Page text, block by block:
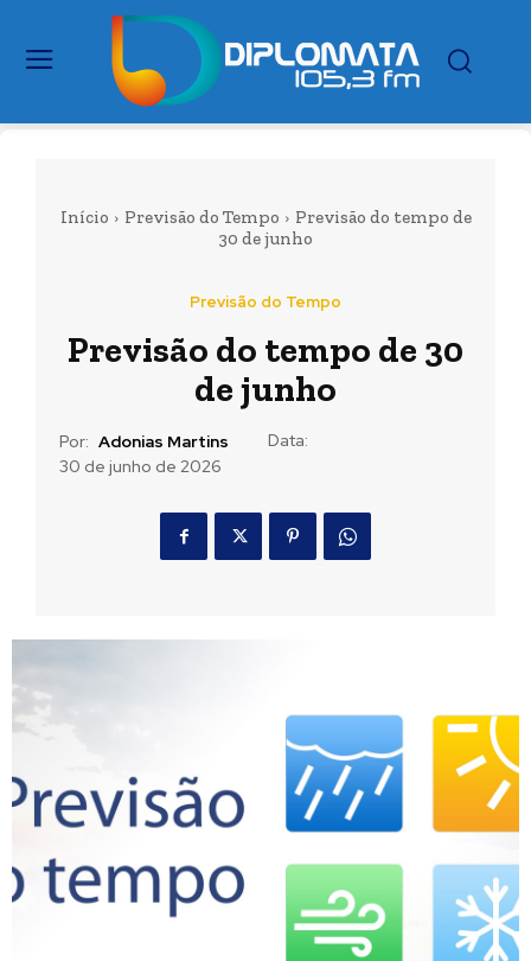
Início Previsão do Tempo
Previsão do tempo de
30 de junho
Previsão do Tempo
Previsão do tempo de 30
de junho
Por: Adonias Martins
Data:
30 de junho de 2026